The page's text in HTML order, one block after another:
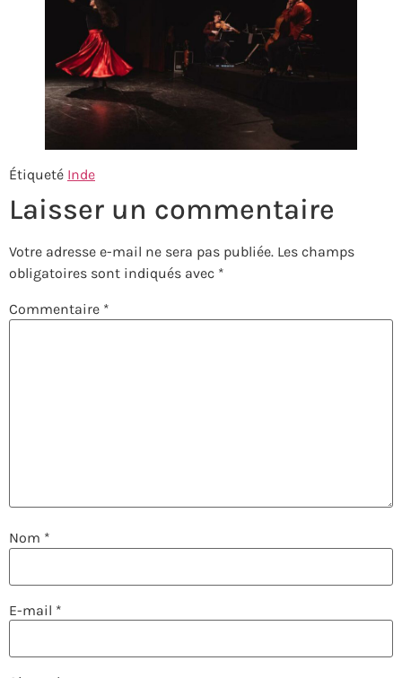
Étiqueté Inde
Laisser un commentaire
Votre adresse e-mail ne sera pas publiée. Les champs
obligatoires sont indiqués avec *
Commentaire *
Nom *
E-mail *